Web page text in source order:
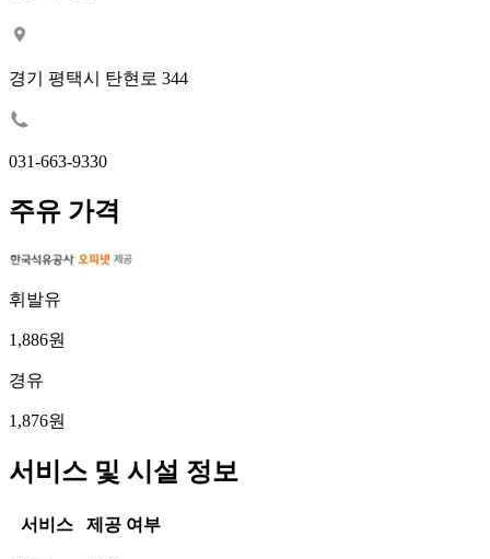
경기 평택시 탄현로 344
031-663-9330
주유 가격
휘발유
1,886원
경유
1,876원
서비스 및 시설 정보
서비스 제공 여부